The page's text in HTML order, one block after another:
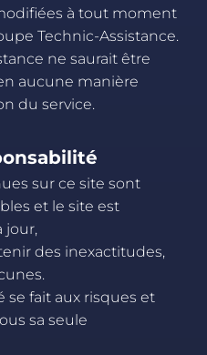
à tout moment
Technic-Assistance.
ne saurait être
aucune manière
du service.
sur ce site sont
et le site est
jour,
des inexactitudes,
fait aux risques et
sa seule